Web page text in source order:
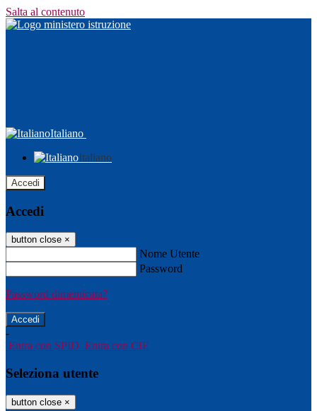
Salta al contenuto
Italiano
Italiano
Accedi
Accedi
button close ×
Nome Utente
Password
Password dimenticata?
-
Entra con SPID Entra con CIE
Seleziona utente
button close ×